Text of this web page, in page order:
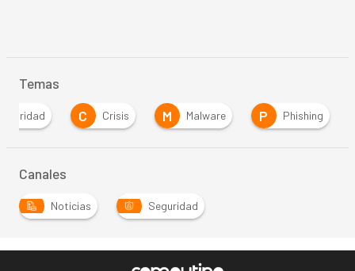
Temas
C Crisis M Malware P Phishing
Canales
Noticias Seguridad